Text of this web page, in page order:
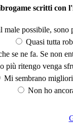
scritti con
male possibile, sono
Quasi tutta
se ne fa. Se non
più ritengo venga
Mi sembrano
Non ho